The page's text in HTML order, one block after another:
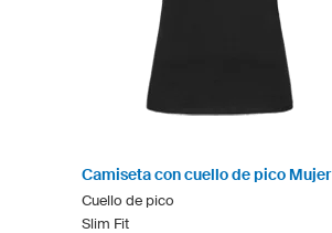
Camiseta con cuello de pico Mujer
Cuello de pico
Slim Fit